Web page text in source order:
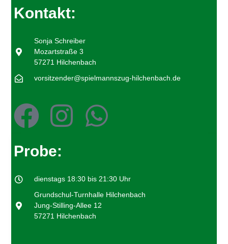
Kontakt:
Sonja Schreiber
Mozartstraße 3
57271 Hilchenbach
vorsitzender@spielmannszug-hilchenbach.de
Probe:
dienstags 18:30 bis 21:30 Uhr
Grundschul-Turnhalle Hilchenbach
Jung-Stilling-Allee 12
57271 Hilchenbach